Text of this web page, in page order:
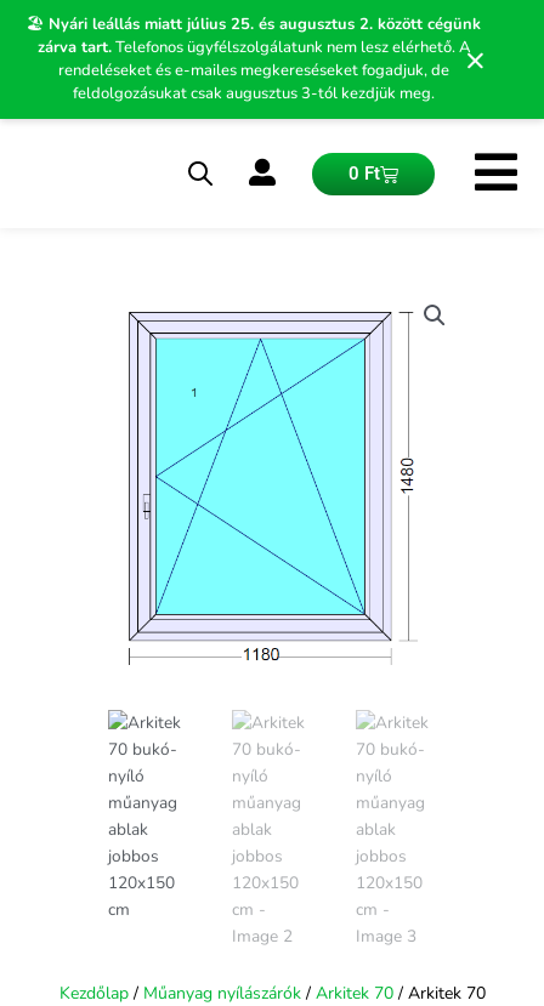
🏖️ Nyári leállás miatt július 25. és augusztus 2. között cégünk
zárva tart.Telefonos ügyfélszolgálatunk nem lesz elérhető. A
rendeléseket és e-mailes megkereséseket fogadjuk, de
feldolgozásukat csak augusztus 3-tól kezdjük meg.
×
Skip
0 FtKosár
Kezdőlap/ Műanyag nyílászárók/ Arkitek 70/ Arkitek 70